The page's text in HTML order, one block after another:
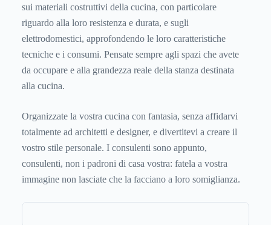
sui materiali costruttivi della cucina, con particolare
riguardo alla loro resistenza e durata, e sugli
elettrodomestici, approfondendo le loro caratteristiche
tecniche e i consumi. Pensate sempre agli spazi che avete
da occupare e alla grandezza reale della stanza destinata
alla cucina.
Organizzate la vostra cucina con fantasia, senza affidarvi
totalmente ad architetti e designer, e divertitevi a creare il
vostro stile personale. I consulenti sono appunto,
consulenti, non i padroni di casa vostra: fatela a vostra
immagine non lasciate che la facciano a loro somiglianza.